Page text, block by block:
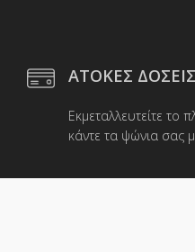
ΑΤΟΚΕΣ ΔΟΣΕΙΣ
Εκμεταλλευτείτε το
κάντε τα ψώνια σας